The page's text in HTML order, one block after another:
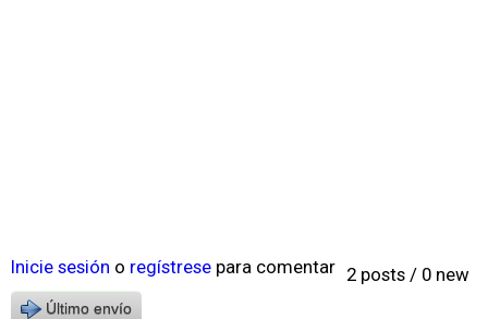
2 posts / 0 new
Inicie sesión o regístrese para comentar
Último envío